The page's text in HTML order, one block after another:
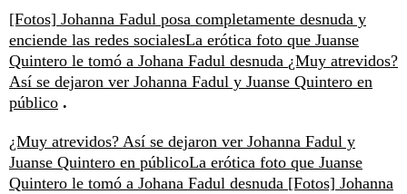
[Fotos] Johanna Fadul posa completamente desnuda y
enciende las redes socialesLa erótica foto que Juanse
Quintero le tomó a Johana Fadul desnuda ¿Muy atrevidos?
Así se dejaron ver Johanna Fadul y Juanse Quintero en
público .
¿Muy atrevidos? Así se dejaron ver Johanna Fadul y
Juanse Quintero en públicoLa erótica foto que Juanse
Quintero le tomó a Johana Fadul desnuda [Fotos] Johanna